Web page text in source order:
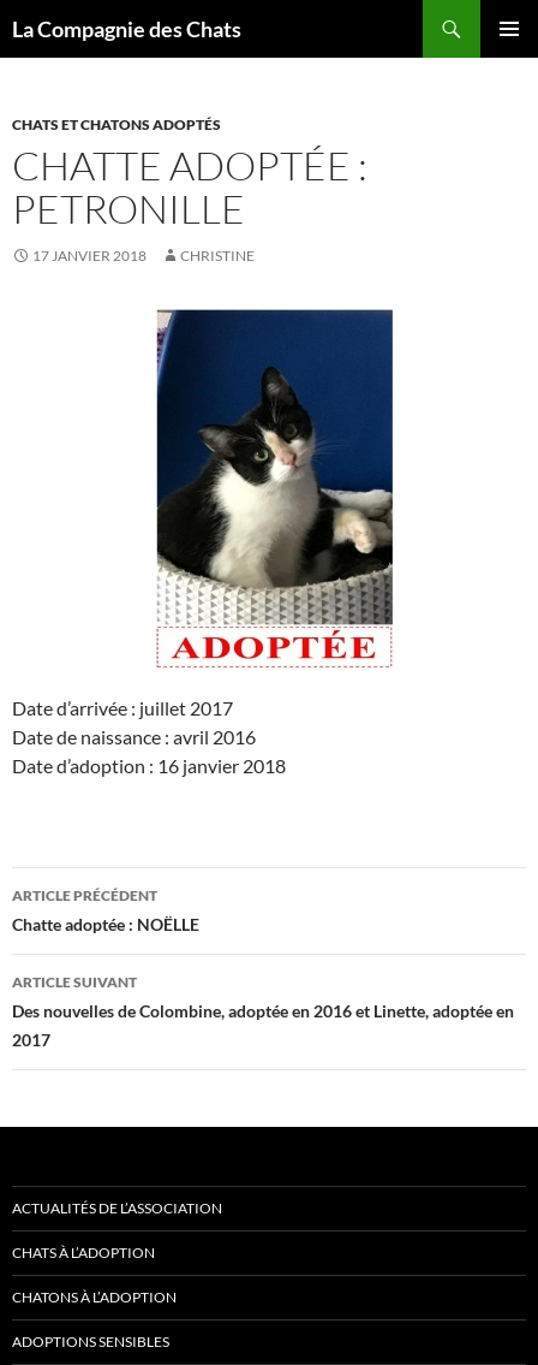
La Compagnie des Chats
CHATS ET CHATONS ADOPTÉS
CHATTE ADOPTÉE :
PETRONILLE
17 JANVIER 2018 CHRISTINE
Date d’arrivée : juillet 2017
Date de naissance : avril 2016
Date d’adoption : 16 janvier 2018
Navigation
des
articles
ARTICLE PRÉCÉDENT
Chatte adoptée : NOËLLE
ARTICLE SUIVANT
Des nouvelles de Colombine, adoptée en 2016 et Linette, adoptée en
2017
ACTUALITÉS DE L’ASSOCIATION
CHATS À L’ADOPTION
CHATONS À L’ADOPTION
ADOPTIONS SENSIBLES